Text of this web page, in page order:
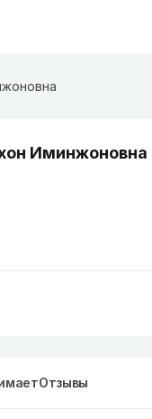
Иминжоновна
Отзывы